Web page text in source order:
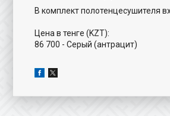
В комплект полотенцесушителя
Цена в тенге (KZT):
86 700 - Серый (антрацит)